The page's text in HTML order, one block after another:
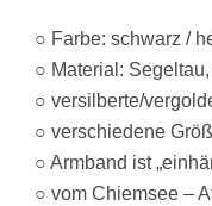
○ Farbe: schwarz /
○ Material:
○ versilberte/
○ verschiedene
○ Armband ist
○ vom Chiemsee –